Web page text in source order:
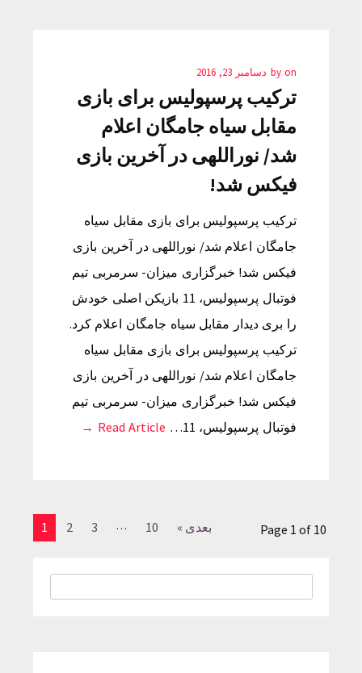
by on دسامبر 23, 2016
ترکیب پرسپولیس برای بازی
مقابل سیاه جامگان اعلام
شد/ نوراللهی در آخرین بازی
فیکس شد!
ترکیب پرسپولیس برای بازی مقابل سیاه
جامگان اعلام شد/ نوراللهی در آخرین بازی
فیکس شد! خبرگزاری میزان- سرمربی تیم
فوتبال پرسپولیس، 11 بازیکن اصلی خودش
را بری دیدار مقابل سیاه جامگان اعلام کرد.
ترکیب پرسپولیس برای بازی مقابل سیاه
جامگان اعلام شد/ نوراللهی در آخرین بازی
فیکس شد! خبرگزاری میزان- سرمربی تیم
فوتبال پرسپولیس، 11…
Read Article →
1 2 3 … 10 بعدی » Page 1 of 10